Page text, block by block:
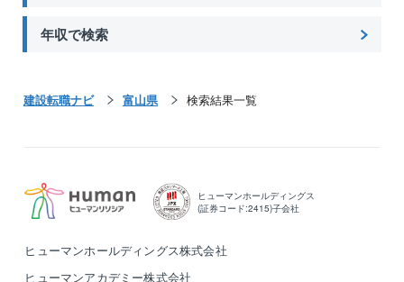
年収で検索
建設転職ナビ 富山県 検索結果一覧
ヒューマンホールディングス
(証券コード:2415)子会社
ヒューマンホールディングス株式会社
ヒューマンアカデミー株式会社